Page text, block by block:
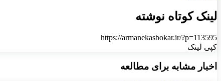
لینک کوتاه نوشته
https://armanekasbokar.ir/?p=113595
کپی لینک
اخبار مشابه برای مطالعه